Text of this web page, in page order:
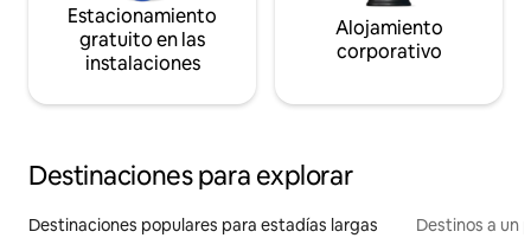
Estacionamiento
gratuito en las
instalaciones
Alojamiento
corporativo
Destinaciones para explorar
Destinaciones populares para estadías largas Destinos a un